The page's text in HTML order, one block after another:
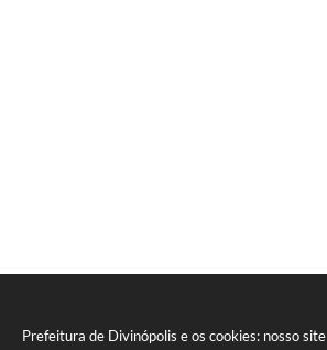
Prefeitura de Divinópolis e os cookies: nosso site